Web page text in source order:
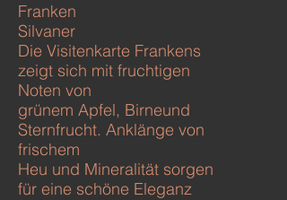
Franken
Silvaner
Die Visitenkarte Frankens
zeigt sich mit fruchtigen
Noten von
grünem Apfel, Birneund
Sternfrucht. Anklänge von
frischem
Heu und Mineralität sorgen
für eine schöne Eleganz